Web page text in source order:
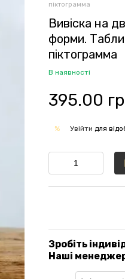
піктограмма
Вивіска на
форми.
піктограмма
В наявності
395.00
% Увійти для
Зробіть
Наші